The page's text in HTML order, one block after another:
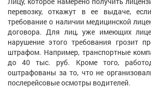
перевозку, откажут в ее выдаче,
требование о наличии медицинской
договора. Для лиц, уже имеющих
нарушение этого требования грозит
штрафом. Например, транспортные
до 40 тыс. руб. Кроме того,
оштрафованы за то, что не
послерейсовые осмотры водителей.